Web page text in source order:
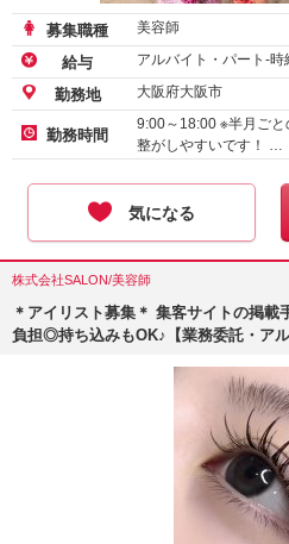
募集職種 美容師
給与 アルバイト・パート-時
勤務地 大阪府大阪市
勤務時間
9:00～18:00 ※半月ご
整がしやすいです！ …
気になる
株式会社SALON/美容師
＊アイリスト募集＊ 集客サイトの掲
負担◎持ち込みもOK♪【業務委託・アル